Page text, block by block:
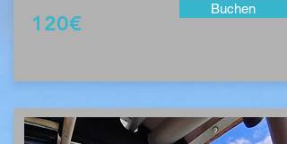
120€
Buchen